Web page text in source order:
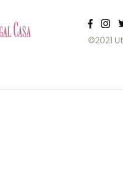
©2021